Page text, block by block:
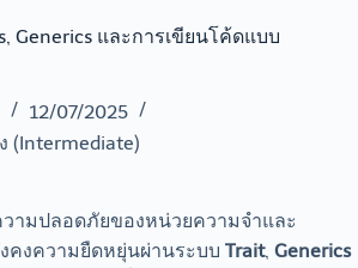
Generics และการเขียนโค้ดแบบ
12/07/2025
(Intermediate)
วามปลอดภัยของหน่วยความจำและ
คงความยืดหยุ่นผ่านระบบ Trait, Generics